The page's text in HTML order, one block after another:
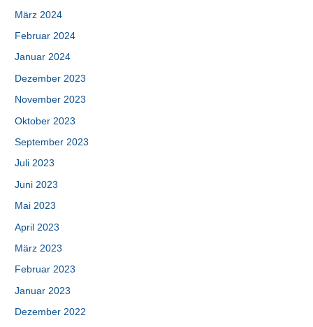
März 2024
Februar 2024
Januar 2024
Dezember 2023
November 2023
Oktober 2023
September 2023
Juli 2023
Juni 2023
Mai 2023
April 2023
März 2023
Februar 2023
Januar 2023
Dezember 2022